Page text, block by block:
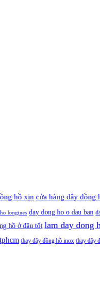
hồ xịn cửa hàng dây đồng
longines day dong ho o dau ban
hồ ở đâu tốt lam day dong
thay dây đồng hồ inox thay dây